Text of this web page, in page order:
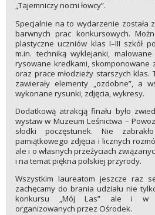
„Tajemniczy nocni łowcy”.
Specjalnie na to wydarzenie została
barwnych prac konkursowych.
plastyczne uczniów klas I–III szkół
m.in. techniką wyklejanki,
rysowane kredkami, skomponowane
oraz prace młodzieży starszych klas.
zawierały elementy „ozdobne”, a
wykonane rysunki, zdjęcia, wykresy.
Dodatkową atrakcją finału było
wystaw w Muzeum Leśnictwa –
słodki poczęstunek. Nie
pamiątkowego zdjęcia i licznych
ale i o własnych przeżyciach
i na temat piękna polskiej przyrody.
Wszystkim laureatom jeszcze raz
zachęcamy do brania udziału nie
konkursu „Mój Las” ale i w
organizowanych przez Ośrodek.